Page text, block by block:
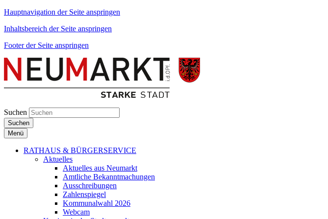
Hauptnavigation der Seite anspringen
Inhaltsbereich der Seite anspringen
Footer der Seite anspringen
Suchen
Suchen
Menü
RATHAUS & BÜRGERSERVICE
Aktuelles
Aktuelles aus Neumarkt
Amtliche Bekanntmachungen
Ausschreibungen
Zahlenspiegel
Kommunalwahl 2026
Webcam